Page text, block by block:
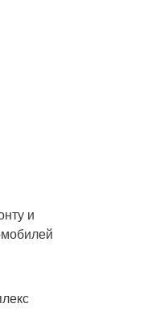
и